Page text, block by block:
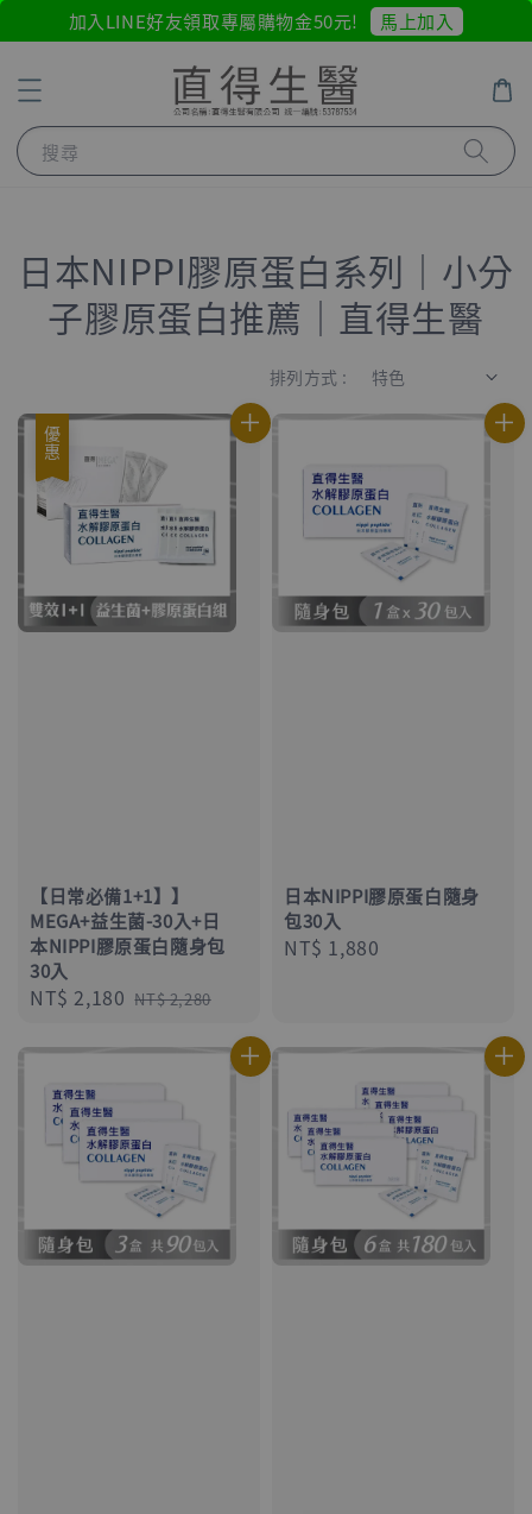
加入LINE好友領取專屬購物金50元! 馬上加入
搜尋
日本NIPPI膠原蛋白系列｜小分
子膠原蛋白推薦｜直得生醫
排列方式 :
優惠
【日常必備1+1】】
MEGA+益生菌-30入+日
本NIPPI膠原蛋白隨身包
30入
Sale
NT$ 2,180 Regular
NT$ 2,280
日本NIPPI膠原蛋白隨身
包30入
Regular
NT$ 1,880